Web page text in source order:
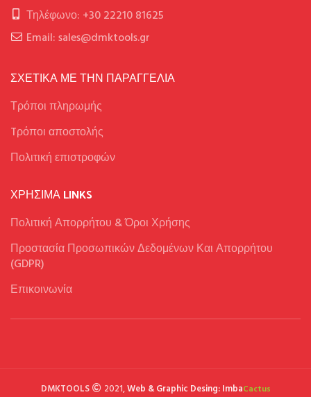
Τηλέφωνο: +30 22210 81625
Email: sales@dmktools.gr
ΣΧΕΤΙΚΑ ΜΕ ΤΗΝ ΠΑΡΑΓΓΕΛΙΑ
Τρόποι πληρωμής
Tρόποι αποστολής
Πολιτική επιστροφών
ΧΡΉΣΙΜΑ LINKS
Πολιτική Απορρήτου & Όροι Χρήσης
Προστασία Προσωπικών Δεδομένων Και Απορρήτου
(GDPR)
Επικοινωνία
DMKTOOLS 2021,Web & Graphic Desing: ImbaCactus